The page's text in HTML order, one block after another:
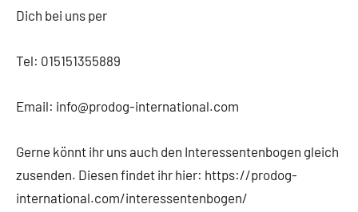
Dich bei uns per
Tel: 015151355889
Email: info@prodog-international.com
Gerne könnt ihr uns auch den Interessentenbogen gleich
zusenden. Diesen findet ihr hier: https://prodog-
international.com/interessentenbogen/